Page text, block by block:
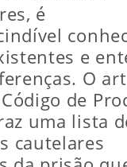
é
e
O
de
uma lista
cautelares